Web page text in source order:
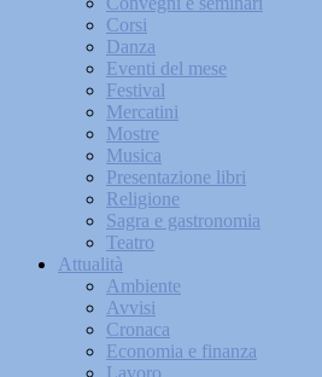
Corsi
Danza
Eventi del mese
Festival
Mercatini
Mostre
Musica
Presentazione libri
Religione
Sagra e gastronomia
Teatro
Attualità
Ambiente
Avvisi
Cronaca
Economia e finanza
Lavoro